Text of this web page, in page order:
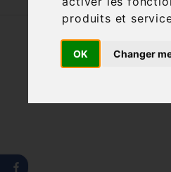
produits et
OK Changer